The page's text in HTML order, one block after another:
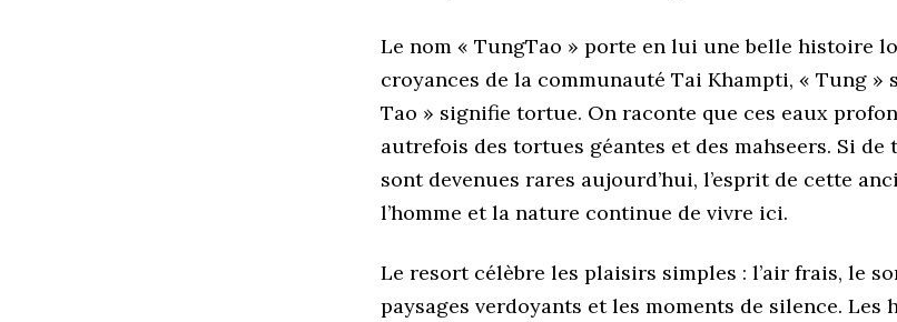
Le nom « TungTao » porte en lui une belle histoire
croyances de la communauté Tai Khampti, « Tung »
Tao » signifie tortue. On raconte que ces eaux
autrefois des tortues géantes et des mahseers. Si de
sont devenues rares aujourd’hui, l’esprit de cette
l’homme et la nature continue de vivre ici.
Le resort célèbre les plaisirs simples : l’air frais, le
paysages verdoyants et les moments de silence. Les